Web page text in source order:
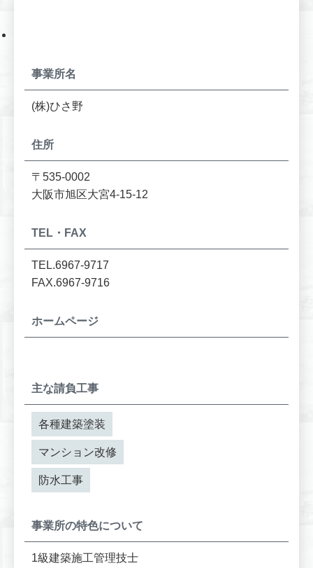
事業所名
(株)ひさ野
住所
〒535-0002
大阪市旭区大宮4-15-12
TEL・FAX
TEL.6967-9717
FAX.6967-9716
ホームページ
主な請負工事
各種建築塗装
マンション改修
防水工事
事業所の特色について
1級建築施工管理技士